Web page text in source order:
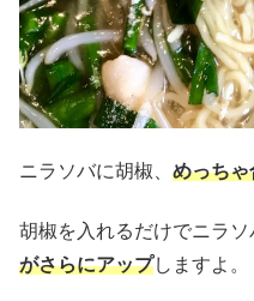
ニラソバに胡椒、 めっち
胡椒を入れるだけでニラソ
がさらにアップしますよ。